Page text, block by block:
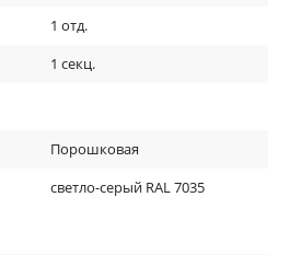
1 отд.
1 секц.
Порошковая
светло-серый RAL 7035